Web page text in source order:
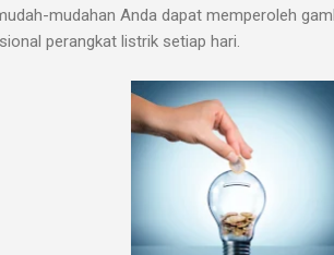
mudahan Anda dapat memperoleh
perangkat listrik setiap hari.